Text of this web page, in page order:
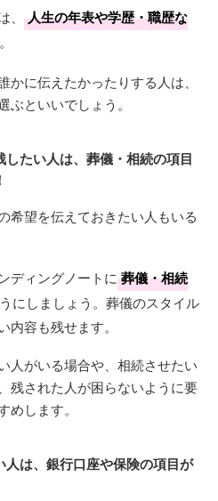
人生の年表や学歴・職歴な
かに伝えたかったりする人は、
といいでしょう。
たい人は、葬儀・相続の項目
希望を伝えておきたい人もいる
ディングノートに 葬儀・相続
にしましょう。葬儀のスタイル
容も残せます。
人がいる場合や、相続させたい
残された人が困らないように要
します。
は、銀行口座や保険の項目が